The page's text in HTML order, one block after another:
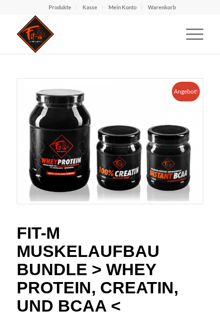
Produkte Kasse Mein Konto Warenkorb
Angebot!
FIT-M
MUSKELAUFBAU
BUNDLE > WHEY
PROTEIN, CREATIN,
UND BCAA <